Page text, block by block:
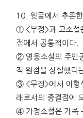
10. 윗글에서 추론
① <무정>과 고소설
점에서 공통적이다.
② 영웅소설의 주인
적 원점을 상실했다
③ <무정>에서 이형
래로서의 종결점에
④ 가정소설은 가족